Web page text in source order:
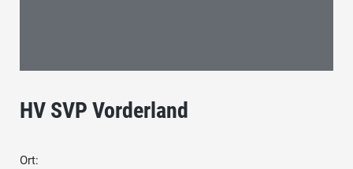
HV SVP Vorderland
Ort: